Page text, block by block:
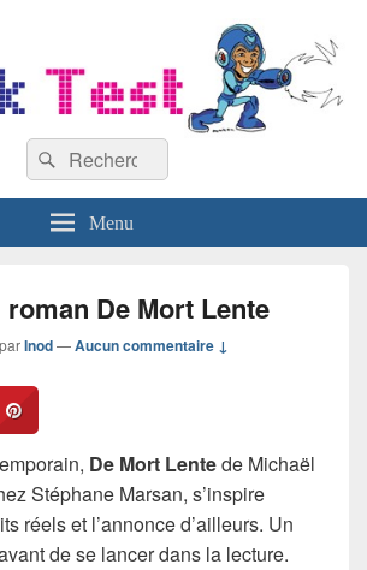
Recherche :
Rechercher
Menu
De Mort Lente
parInod—Aucun commentaire ↓
De Mort Lentede Michaël
Stéphane Marsan, s’inspire
réels et l’annonce d’ailleurs. Un
de se lancer dans la lecture.